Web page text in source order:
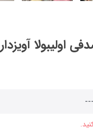
اولیبولا آویزدار